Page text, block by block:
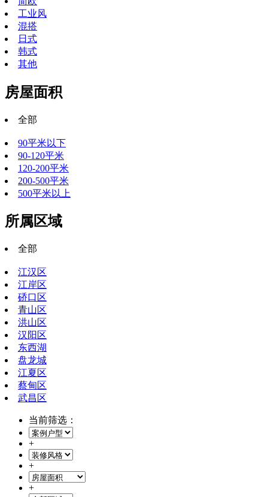
工业风
混搭
日式
韩式
其他
房屋面积
全部
90平米以下
90-120平米
120-200平米
200-500平米
500平米以上
所属区域
全部
江汉区
江岸区
硚口区
青山区
洪山区
汉阳区
东西湖
盘龙城
江夏区
蔡甸区
武昌区
当前筛选：
+
+
+